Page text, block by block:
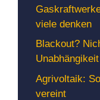
viele denken
Blackout?
Unabhängikeit
Agrivoltaik:
vereint